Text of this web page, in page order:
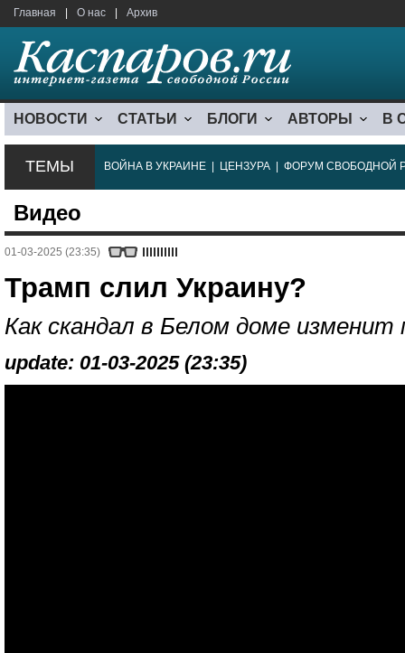
Главная О нас Архив
НОВОСТИ СТАТЬИ БЛОГИ АВТОРЫ В
ТЕМЫ ВОЙНА В УКРАИНЕ ЦЕНЗУРА ФОРУМ СВОБОДНОЙ
Видео
01-03-2025 (23:35)
Трамп слил Украину?
Как скандал в Белом доме изменит
update: 01-03-2025 (23:35)